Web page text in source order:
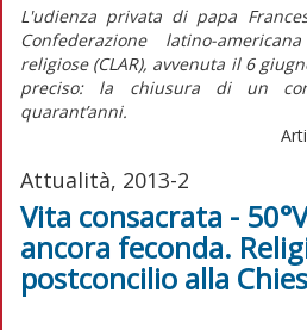
L'udienza privata di papa
Confederazione latino-
religiose (CLAR), avvenuta il 6
preciso: la chiusura di un
quarant’anni.
Attualità, 2013-2
Vita consacrata -
ancora feconda.
postconcilio alla